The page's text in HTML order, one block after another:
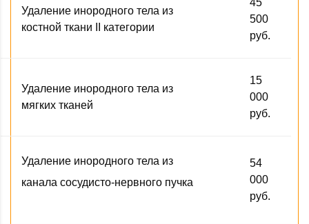
Удаление инородного тела из
костной ткани II категории
500
руб.
Удаление инородного тела из
мягких тканей
15
000
руб.
Удаление инородного тела из
канала сосудисто-нервного пучка
54
000
руб.